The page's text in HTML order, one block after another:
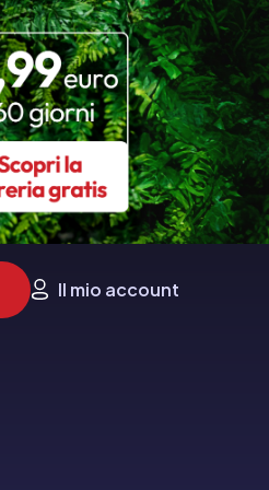
Il mio account